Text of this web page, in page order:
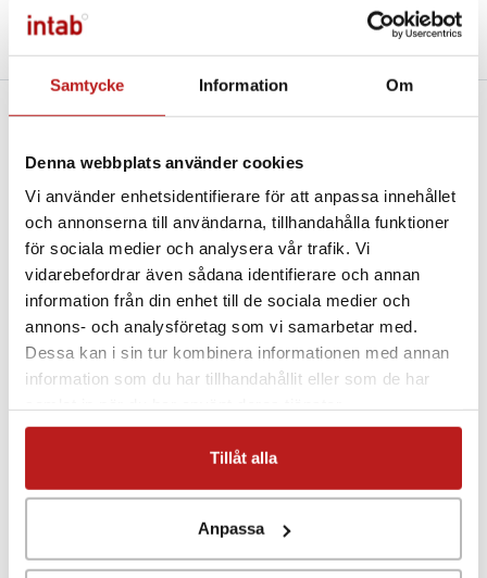
Samtycke Information Om
Denna webbplats använder cookies
Vi använder enhetsidentifierare för att anpassa innehållet
och annonserna till användarna, tillhandahålla funktioner
för sociala medier och analysera vår trafik. Vi
vidarebefordrar även sådana identifierare och annan
information från din enhet till de sociala medier och
annons- och analysföretag som vi samarbetar med.
Dessa kan i sin tur kombinera informationen med annan
information som du har tillhandahållit eller som de har
Tillåt alla
Anpassa
Beskrivning
Filer och Länkar Useful complements
din mätdata i handen.
Se mätdatan var du än är via mobil eller dator
Enkel export till Easyview för avancerad analys för
den som kräver mer
Möjlighet till PDF-rapporter och larm via SMS/e-post
Bevakning av er mätdata för att upptäcka eventuella
förbättringar eller fel.
Modeller med wifi eller som är kopplade till nätverk har
Testa live-demo här
Månadsabonnemang gäller förFlexible
SystemochWireless System.